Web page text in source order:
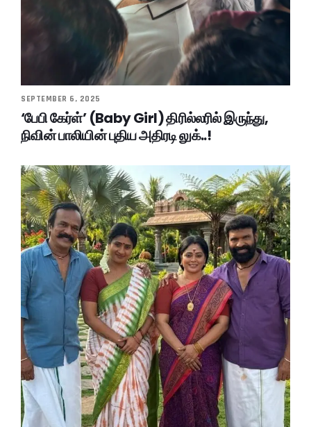
SEPTEMBER 6, 2025
‘பேபி கேர்ள்’ (Baby Girl) திரில்லரில் இருந்து,
நிவின் பாலியின் புதிய அதிரடி லுக்..!